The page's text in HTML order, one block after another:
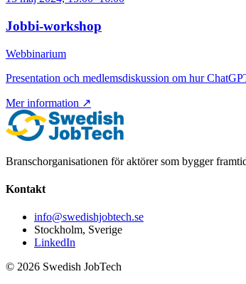
Jobbi-workshop
Webbinarium
Presentation och medlemsdiskussion om hur
Mer information ↗
Branschorganisationen för aktörer som bygger
Kontakt
info@swedishjobtech.se
Stockholm, Sverige
LinkedIn
© 2026 Swedish JobTech